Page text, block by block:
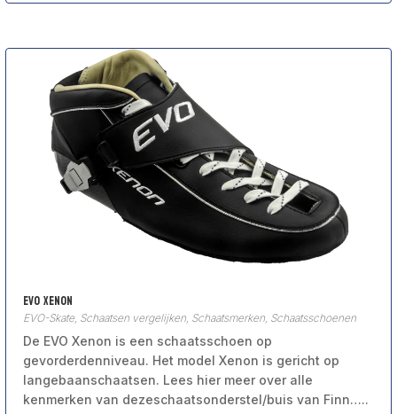
Evo Xenon
EVO-Skate, Schaatsen vergelijken, Schaatsmerken, Schaatsschoenen
De EVO Xenon is een schaatsschoen op
gevorderdenniveau. Het model Xenon is gericht op
langebaanschaatsen. Lees hier meer over alle
kenmerken van dezeschaatsonderstel/buis van Finn…..